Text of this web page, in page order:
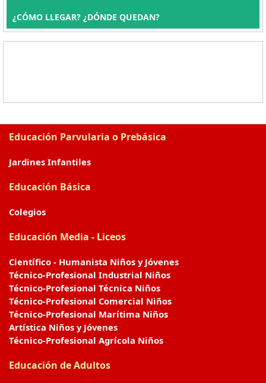
¿CÓMO LLEGAR? ¿DÓNDE QUEDAN?
Educación Parvularia o Prebásica
Jardines Infantiles
Educación Básica
Colegios
Educación Media - Liceos
Científico - Humanista Niños y Jóvenes
Técnico-Profesional Industrial Niños
Técnico-Profesional Técnica Niños
Técnico-Profesional Comercial Niños
Técnico-Profesional Marítima Niños
Artística Niños y Jóvenes
Técnico-Profesional Agrícola Niños
Educación de Adultos